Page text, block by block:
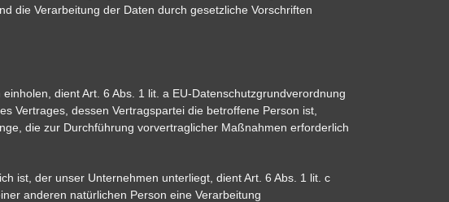
die Verarbeitung der Daten durch gesetzliche Vorschriften
dient Art. 6 Abs. 1 lit. a EU-Datenschutzgrundverordnung
Vertrages, dessen Vertragspartei die betroffene Person ist,
die zur Durchführung vorvertraglicher Maßnahmen erforderlich
ist, der unser Unternehmen unterliegt, dient Art. 6 Abs. 1 lit. c
anderen natürlichen Person eine Verarbeitung